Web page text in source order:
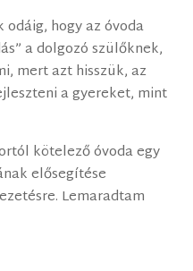
hogy az óvoda
a dolgozó szülőknek,
mert azt hisszük, az
a gyereket, mint
kötelező óvoda egy
elősegítése
Lemaradtam